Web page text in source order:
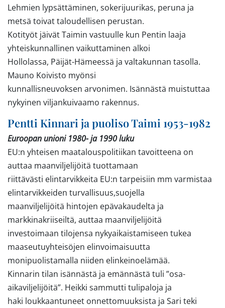
Lehmien lypsättäminen, sokerijuurikas, peruna ja
metsä toivat taloudellisen perustan.
Kotityöt jäivät Taimin vastuulle kun Pentin laaja
yhteiskunnallinen vaikuttaminen alkoi
Hollolassa, Päijät-Hämeessä ja valtakunnan tasolla.
Mauno Koivisto myönsi
kunnallisneuvoksen arvonimen. Isännästä muistuttaa
nykyinen viljankuivaamo rakennus.
Pentti Kinnari ja puoliso Taimi 1953-1982
Euroopan unioni 1980- ja 1990 luku
EU:n yhteisen maatalouspolitiikan tavoitteena on
auttaa maanviljelijöitä tuottamaan
riittävästi elintarvikkeita EU:n tarpeisiin mm varmistaa
elintarvikkeiden turvallisuus,suojella
maanviljelijöitä hintojen epävakaudelta ja
markkinakriiseiltä, auttaa maanviljelijöitä
investoimaan tilojensa nykyaikaistamiseen tukea
maaseutuyhteisöjen elinvoimaisuutta
monipuolistamalla niiden elinkeinoelämää.
Kinnarin tilan isännästä ja emännästä tuli ”osa-
aikaviljelijöitä”. Heikki sammutti tulipaloja ja
haki loukkaantuneet onnettomuuksista ja Sari teki